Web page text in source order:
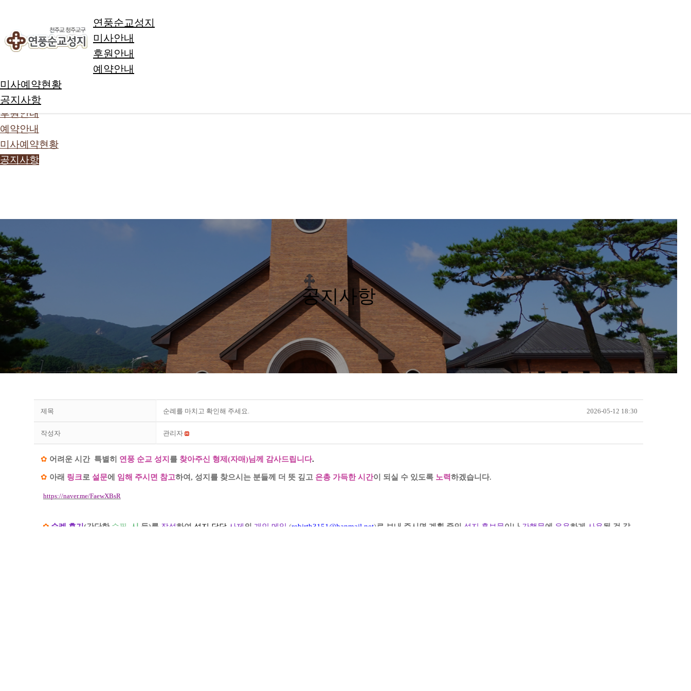
연풍순교성지
미사안내
후원안내
예약안내
미사예약현황
공지사항
연풍순교성지
미사안내
후원안내
예약안내
미사예약현황
공지사항
공지사항
제목 순례를 마치고 확인해 주세요. 2026-05-12 18:30
작성자 관리자
✿ 어려운 시간 특별히 연풍 순교 성지 를 찾아주신 형제 (자매)님께 감사드립니다.
✿ 아래 링크로 설문에 임해 주시면 참고하여, 성지를 찾으시는 분들께 더 뜻 깊고 은총 가득한 시간이 되실 수 있도록 노력하겠습니다.
https://naver.me/FaewXBsR
✿ 순례 후기(간단한 수필 시 등)를 작성하여 성지 담당사제 의 개인 메일 (rebirth3151@hanmail.net)로 보내 주시면 계획 중인 성지 홍보물이나간행물에 유용하게 사용될 것 같